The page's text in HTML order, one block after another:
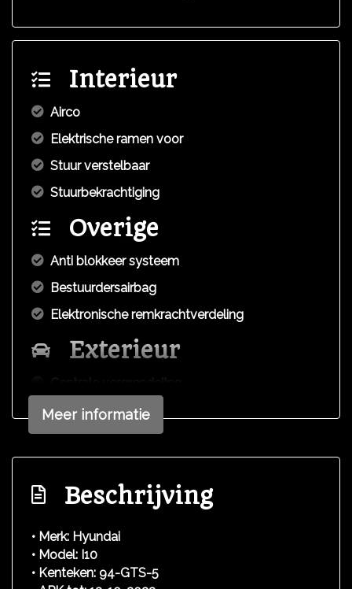
Interieur
Airco
Elektrische ramen voor
Stuur verstelbaar
Stuurbekrachtiging
Overige
Anti blokkeer systeem
Bestuurdersairbag
Elektronische remkrachtverdeling
Exterieur
Centrale vergrendeling
Meer informatie
Beschrijving
• Merk: Hyundai
• Model: I10
• Kenteken: 94-GTS-5